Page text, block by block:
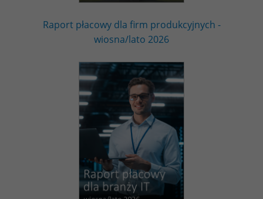
Raport płacowy dla firm produkcyjnych -
wiosna/lato 2026